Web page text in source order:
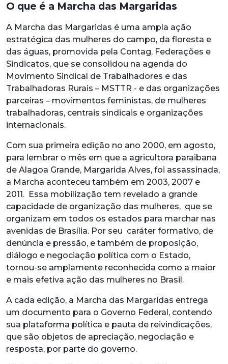
O que é a Marcha das Margaridas
A Marcha das Margaridas é uma ampla ação
estratégica das mulheres do campo, da floresta e
das águas, promovida pela Contag, Federações e
Sindicatos, que se consolidou na agenda do
Movimento Sindical de Trabalhadores e das
Trabalhadoras Rurais – MSTTR - e das organizações
parceiras – movimentos feministas, de mulheres
trabalhadoras, centrais sindicais e organizações
internacionais.
Com sua primeira edição no ano 2000, em agosto,
para lembrar o mês em que a agricultora paraibana
de Alagoa Grande, Margarida Alves, foi assassinada,
a Marcha aconteceu também em 2003, 2007 e
2011. Essa mobilização tem revelado a grande
capacidade de organização das mulheres, que se
organizam em todos os estados para marchar nas
avenidas de Brasília. Por seu caráter formativo, de
denúncia e pressão, e também de proposição,
diálogo e negociação política com o Estado,
tornou-se amplamente reconhecida como a maior
e mais efetiva ação das mulheres no Brasil.
A cada edição, a Marcha das Margaridas entrega
um documento para o Governo Federal, contendo
sua plataforma política e pauta de reivindicações,
que são objetos de apreciação, negociação e
resposta, por parte do governo.